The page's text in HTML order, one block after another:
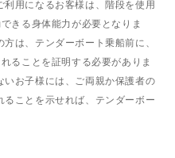
用になるお客様は、階段を使用
きる身体能力が必要となりま
は、テンダーボート乗船前に、
ることを証明する必要がありま
いお子様には、ご両親か保護者の
ことを示せれば、テンダーボー